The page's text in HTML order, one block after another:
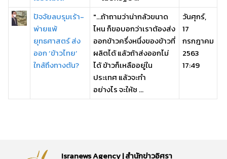
ปัจจัยลบรุมเร้า-
พ่ายแพ้
ยุทธศาสตร์ ส่ง
ออก ‘ข้าวไทย’
ใกล้ถึงทางตัน?
"...ถ้าถามว่าน่ากลัวขนาด
ไหน ก็ขอบอกว่าเราต้องส่ง
ออกข้าวครึ่งหนึ่งของข้าวที่
ผลิตได้ แล้วถ้าส่งออกไม่
ได้ ข้าวก็เหลืออยู่ใน
ประเทศ แล้วจะทำ
อย่างไร จะให้ช ...
วันศุกร์,
17
กรกฎาคม
2563
17:49
Isranews Agency | สำนักข่าวอิศรา